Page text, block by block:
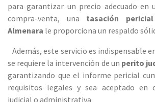
para garantizar un precio adecuado en
compra-venta, una
tasación
Almenara le proporciona un respaldo
Además, este servicio es indispensable
se requiere la intervención de un perito
garantizando que el informe pericial
requisitos legales y sea aceptado en
judicial o administrativa.